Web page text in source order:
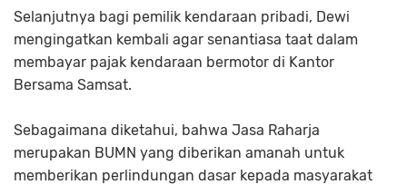
Selanjutnya bagi pemilik kendaraan pribadi, Dewi
mengingatkan kembali agar senantiasa taat dalam
membayar pajak kendaraan bermotor di Kantor
Bersama Samsat.
Sebagaimana diketahui, bahwa Jasa Raharja
merupakan BUMN yang diberikan amanah untuk
memberikan perlindungan dasar kepada masyarakat